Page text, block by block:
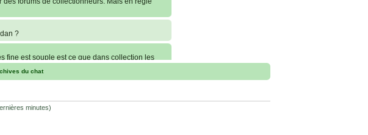
?
fine est souple est ce que dans collection les
fois que je commanderai une statue sur
pour votre aide et vos conseils !
du chat
minutes)